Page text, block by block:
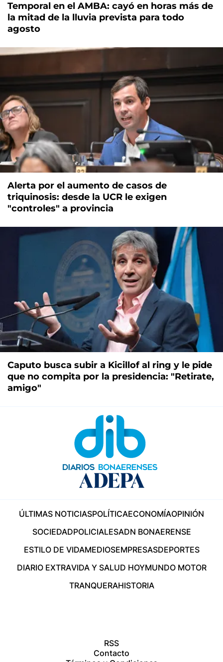
Temporal en el AMBA: cayó en horas más de
la mitad de la lluvia prevista para todo
agosto
Alerta por el aumento de casos de
triquinosis: desde la UCR le exigen
"controles" a provincia
Caputo busca subir a Kicillof al ring y le pide
que no compita por la presidencia: "Retirate,
amigo"
ÚLTIMAS NOTICIASPOLÍTICAECONOMÍAOPINIÓN
SOCIEDADPOLICIALESADN BONAERENSE
ESTILO DE VIDAMEDIOSEMPRESASDEPORTES
DIARIO EXTRAVIDA Y SALUD HOYMUNDO MOTOR
TRANQUERAHISTORIA
RSS
Contacto